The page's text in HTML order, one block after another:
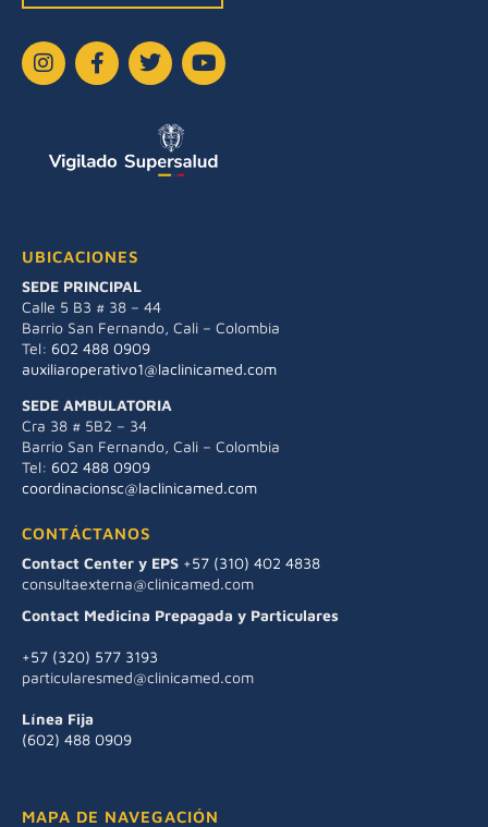
UBICACIONES
SEDE PRINCIPAL
Calle 5 B3 # 38 – 44
Barrio San Fernando, Cali – Colombia
Tel: 602 488 0909
auxiliaroperativo1@laclinicamed.com
SEDE AMBULATORIA
Cra 38 # 5B2 – 34
Barrio San Fernando, Cali – Colombia
Tel: 602 488 0909
coordinacionsc@laclinicamed.com
CONTÁCTANOS
Contact Center y EPS +57 (310) 402 4838
consultaexterna@clinicamed.com
Contact Medicina Prepagada y Particulares
+57 (320) 577 3193
particularesmed@clinicamed.com
Línea Fija
(602) 488 0909
MAPA DE NAVEGACIÓN